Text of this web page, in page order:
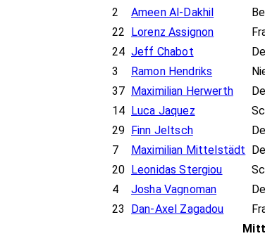
2
Ameen Al-Dakhil
22 Lorenz Assignon
24 Jeff Chabot
3
Ramon Hendriks
37 Maximilian Herwerth
14 Luca Jaquez
29 Finn Jeltsch
7
Maximilian Mittelstädt
20 Leonidas Stergiou
4
Josha Vagnoman
23
Dan-Axel Zagadou